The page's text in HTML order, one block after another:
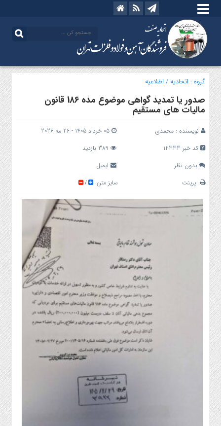
گروه : اتحادیه / اطلاعیه
صدور یا تمدید گواهی موضوع مده 186 قانون
مالیات های مستقیم
نویسنده : محمدی
05 خرداد 1405 - 26 مه 2026
کد خبر 12333
بدون نظر
ایمیل
پرینت
سایز متن /